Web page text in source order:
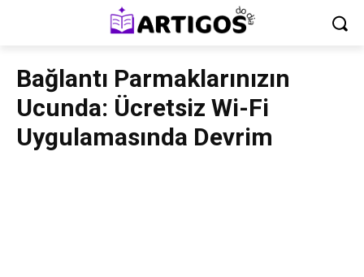
Bağlantı Parmaklarınızın
Ucunda: Ücretsiz Wi-Fi
Uygulamasında Devrim